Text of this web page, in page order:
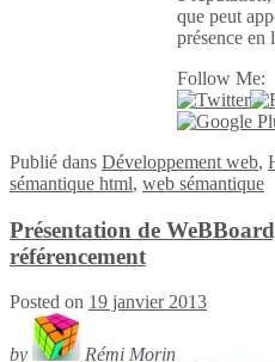
que peut
présence en
Follow Me:
Publié dans Développement web,
sémantique html, web sémantique
Présentation de
référencement
Posted on 19 janvier 2013
by Rémi Morin